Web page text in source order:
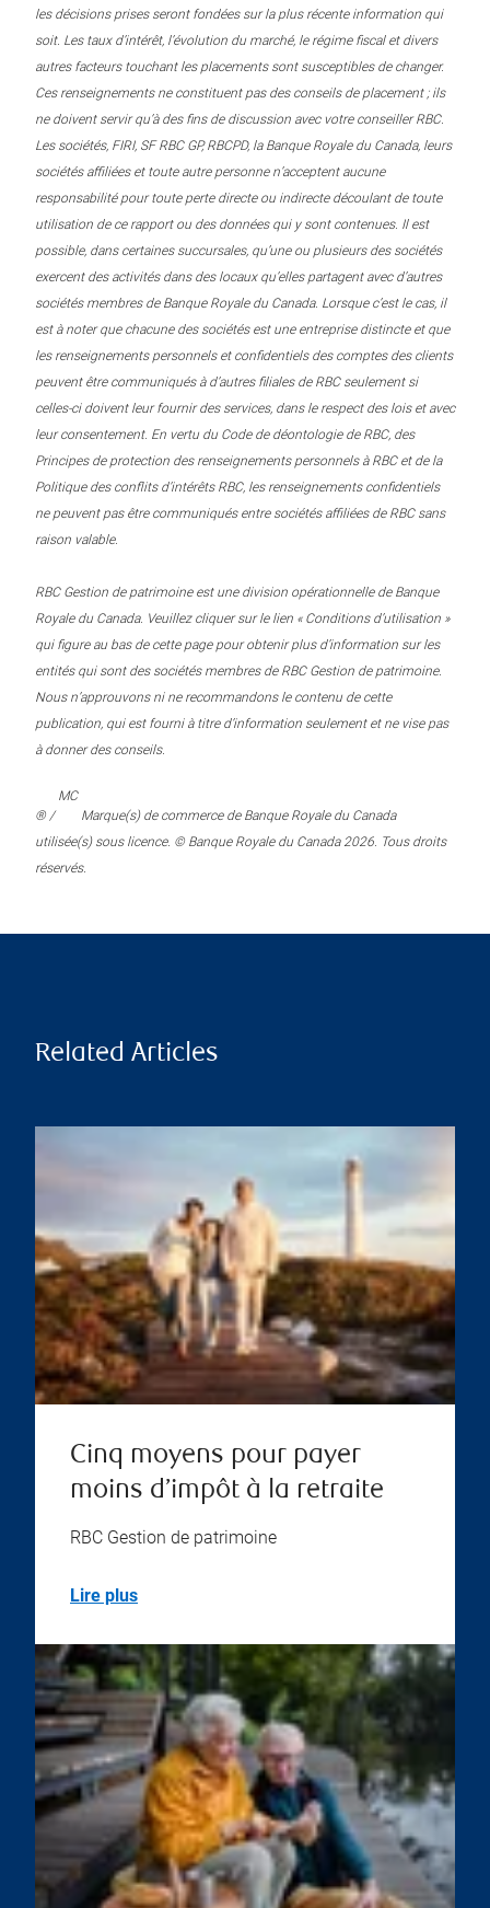
les décisions prises seront fondées sur la plus récente information qui
soit. Les taux d’intérêt, l’évolution du marché, le régime fiscal et divers
autres facteurs touchant les placements sont susceptibles de changer.
Ces renseignements ne constituent pas des conseils de placement ; ils
ne doivent servir qu’à des fins de discussion avec votre conseiller RBC.
Les sociétés, FIRI, SF RBC GP, RBCPD, la Banque Royale du Canada, leurs
sociétés affiliées et toute autre personne n’acceptent aucune
responsabilité pour toute perte directe ou indirecte découlant de toute
utilisation de ce rapport ou des données qui y sont contenues. Il est
possible, dans certaines succursales, qu’une ou plusieurs des sociétés
exercent des activités dans des locaux qu’elles partagent avec d’autres
sociétés membres de Banque Royale du Canada. Lorsque c’est le cas, il
est à noter que chacune des sociétés est une entreprise distincte et que
les renseignements personnels et confidentiels des comptes des clients
peuvent être communiqués à d’autres filiales de RBC seulement si
celles-ci doivent leur fournir des services, dans le respect des lois et avec
leur consentement. En vertu du Code de déontologie de RBC, des
Principes de protection des renseignements personnels à RBC et de la
Politique des conflits d’intérêts RBC, les renseignements confidentiels
ne peuvent pas être communiqués entre sociétés affiliées de RBC sans
raison valable.
RBC Gestion de patrimoine est une division opérationnelle de Banque
Royale du Canada. Veuillez cliquer sur le lien « Conditions d’utilisation »
qui figure au bas de cette page pour obtenir plus d’information sur les
entités qui sont des sociétés membres de RBC Gestion de patrimoine.
Nous n’approuvons ni ne recommandons le contenu de cette
publication, qui est fourni à titre d’information seulement et ne vise pas
à donner des conseils.
® /
MC
Marque(s) de commerce de Banque Royale du Canada
utilisée(s) sous licence. © Banque Royale du Canada 2026. Tous droits
réservés.
Related Articles
Cinq moyens pour payer
moins d’impôt à la retraite
RBC Gestion de patrimoine
Lire plus